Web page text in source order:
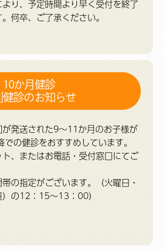
り、予定時間より早く受付を終了
何卒、ご了承ください。
10か月健診
健診のお知らせ
発送された9～11か月のお子様が
の健診をおすすめしています。
、またはお電話・受付窓口にてご
の指定がございます。（火曜日・
）の12：15～13：00）